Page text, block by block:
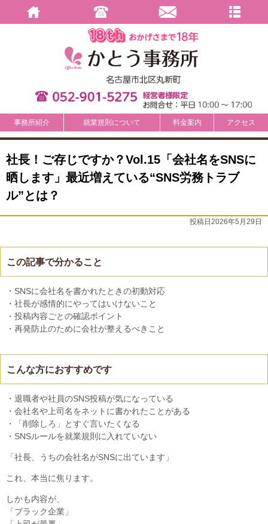
事務所紹介 就業規則について 料金案内 アクセス
社長！ご存じですか？Vol.15「会社名をSNSに
晒します」最近増えている“SNS労務トラブ
ル”とは？
投稿日2026年5月29日
この記事で分かること
・SNSに会社名を書かれたときの初動対応
・社長が感情的にやってはいけないこと
・投稿内容ごとの確認ポイント
・再発防止のために会社が整えるべきこと
こんな方におすすめです
・退職者や社員のSNS投稿が気になっている
・会社名や上司名をネットに書かれたことがある
・「削除しろ」とすぐ言いたくなる
・SNSルールを就業規則に入れていない
「社長、うちの会社名がSNSに出ています」
これ、本当に焦ります。
しかも内容が、
「ブラック企業」